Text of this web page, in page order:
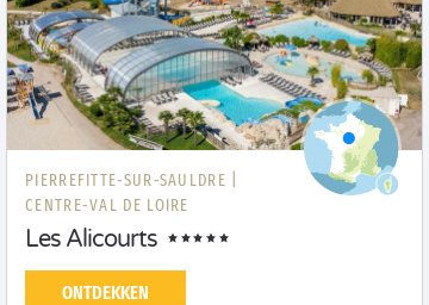
PIERREFITTE-SUR-SAULDRE |
CENTRE-VAL DE LOIRE
Les Alicourts
ONTDEKKEN